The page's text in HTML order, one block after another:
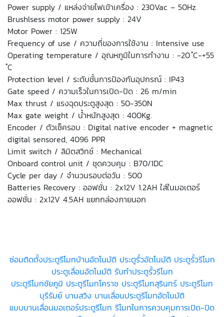
Power supply / แหล่งจ่ายไฟเข้าเครื่อง : 230Vac – 50Hz
Brushlsess motor power supply : 24V
Motor Power : 125W
Frequency of use / ความถี่ของการใช้งาน : Intensive use
Operating temperature / อุณหภูมิในการทำงาน : -20 ํC-+55
ํC
Protection level / ระดับชั้นการป้องกันอุปกรณ์ : IP43
Gate speed / ความเร็วในการเปิด-ปิด : 26 m/min
Max thrust / แรงฉุดประตูสูงสุด : 50-350N
Max gate weight / น้ำหนักสูงสุด : 400Kg.
Encoder / ตัวเช็ครอบ : Digital native encoder + magnetic
digital sensored, 4096 PPR
Limit switch / ลิมิตสวิทช์ : Mechanical
Onboard control unit / ชุดควบคุม : B70/1DC
Cycle per day / จำนวนรอบต่อวัน : 500
Batteries Recovery : ออฟชั่น : 2x12V 1.2AH ใส่ในมอเตอร์
ออฟชั่น : 2x12V 4.5AH แยกกล่องภายนอก
ซ่อมติดตั้งประตูรีโมทบ้านอัตโนมัติ ประตูรั้วอัตโนมัติ ประตูรั้วรีโมท
ประตูเลื่อนอัตโนมัติ รับทำประตูรั้วรีโมท
ประตูรีโมทชัยภูมิ ประตูรีโมทโคราช ประตูรีโมทสุรินทร์ ประตูรีโมท
บุรีรัมย์ บานสวิง บานเลื่อนประตูรีโมทอัตโนมัติ
แบบบานเลื่อนมอเตอร์ประตูรีโมท รีโมทในการควบคุมการเปิด-ปิด